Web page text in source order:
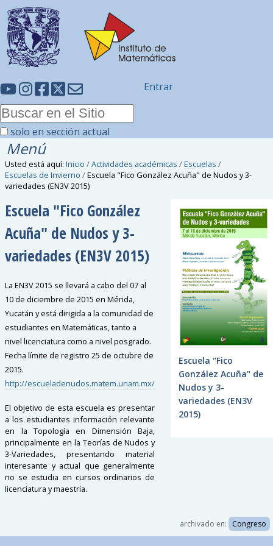
solo en sección actual
Entrar
Menú
Usted está aquí: Inicio /Actividades académicas /Escuelas /
Escuelas de Invierno /Escuela "Fico González Acuña" de Nudos y 3-
variedades (EN3V 2015)
Escuela "Fico González
Acuña" de Nudos y 3-
variedades (EN3V 2015)
La EN3V 2015 se llevará a cabo del 07 al
10 de diciembre de 2015 en Mérida,
Yucatán y está dirigida a la comunidad de
estudiantes en Matemáticas, tanto a
nivel licenciatura como a nivel posgrado.
Fecha límite de registro 25 de octubre de
2015.
http://escueladenudos.matem.unam.mx/
El objetivo de esta escuela es presentar
a los estudiantes información relevante
en la Topología en Dimensión Baja,
principalmente en la Teorías de Nudos y
3-Variedades, presentando material
interesante y actual que generalmente
no se estudia en cursos ordinarios de
licenciatura y maestría.
Escuela "Fico
González Acuña" de
Nudos y 3-
variedades (EN3V
2015)
archivado en: Congreso